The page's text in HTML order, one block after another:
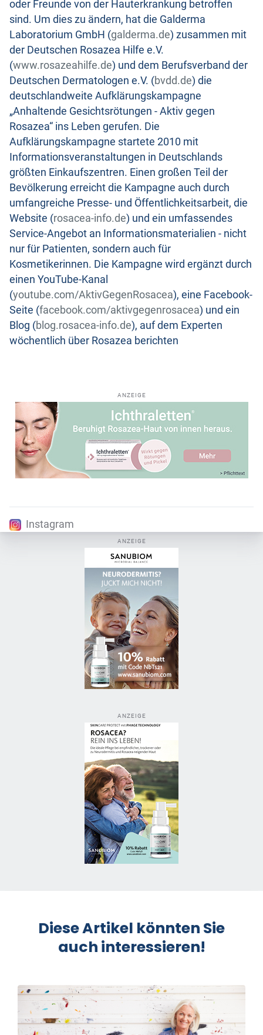
oder Freunde von der Hauterkrankung betroffen
sind. Um dies zu ändern, hat die Galderma
Laboratorium GmbH (galderma.de) zusammen mit
der Deutschen Rosazea Hilfe e.V.
(www.rosazeahilfe.de) und dem Berufsverband der
Deutschen Dermatologen e.V. (bvdd.de) die
deutschlandweite Aufklärungskampagne
„Anhaltende Gesichtsrötungen - Aktiv gegen
Rosazea“ ins Leben gerufen. Die
Aufklärungskampagne startete 2010 mit
Informationsveranstaltungen in Deutschlands
größten Einkaufszentren. Einen großen Teil der
Bevölkerung erreicht die Kampagne auch durch
umfangreiche Presse- und Öffentlichkeitsarbeit, die
Website (rosacea-info.de) und ein umfassendes
Service-Angebot an Informationsmaterialien - nicht
nur für Patienten, sondern auch für
Kosmetikerinnen. Die Kampagne wird ergänzt durch
einen YouTube-Kanal
(youtube.com/AktivGegenRosacea), eine Facebook-
Seite (facebook.com/aktivgegenrosacea) und ein
Blog (blog.rosacea-info.de), auf dem Experten
wöchentlich über Rosazea berichten
ANZEIGE
Instagram
ANZEIGE
ANZEIGE
Diese Artikel könnten Sie
auch interessieren!